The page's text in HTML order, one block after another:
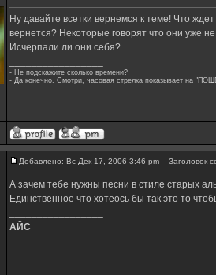
Ну давайте всетки вернемся к теме! Что
вернется? Некоторые говорят что они уже
Исчерпали ли они себя?
- Не подскажите сколько времени?
- Да конечно. Смотри, часовая стрелка показывает на
Добавлено: Вс Дек 17, 2006 3:46 pm Заголовок
А зачем тебе нужны песни в стиле старых
Единственное что хотеось бы так это то
АЙС